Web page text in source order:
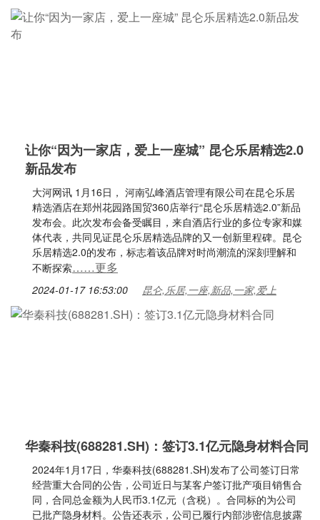
让你“因为一家店，爱上一座城” 昆仑乐居精选2.0
新品发布
大河网讯 1月16日， 河南弘峰酒店管理有限公司在昆仑乐居
精选酒店在郑州花园路国贸360店举行“昆仑乐居精选2.0”新品
发布会。此次发布会备受瞩目，来自酒店行业的多位专家和媒
体代表，共同见证昆仑乐居精选品牌的又一创新里程碑。昆仑
乐居精选2.0的发布，标志着该品牌对时尚潮流的深刻理解和
不断探索……更多
2024-01-17 16:53:00 昆仑,乐居,一座,新品,一家,爱上
华秦科技(688281.SH)：签订3.1亿元隐身材料合同
2024年1月17日，华秦科技(688281.SH)发布了公司签订日常
经营重大合同的公告，公司近日与某客户签订批产项目销售合
同，合同总金额为人民币3.1亿元（含税）。合同标的为公司
已批产隐身材料。公告还表示，公司已履行内部涉密信息披露